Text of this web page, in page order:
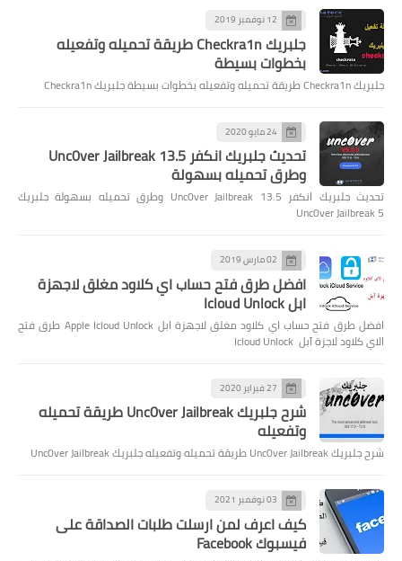
12 نوفمبر 2019
جلبريك Checkra1n طريقة تحميله وتفعيله
بخطوات بسيطة
جلبريك Checkra1n طريقة تحميله وتفعيله بخطوات بسيطة جلبريك Checkra1n
24 مايو 2020
تحديث جلبريك انكفر Unc0ver Jailbreak 13.5
وطرق تحميله بسهولة
تحديث جلبريك انكفر Unc0ver Jailbreak 13.5 وطرق تحميله بسهولة جلبريك
Unc0ver Jailbreak 5
02 مارس 2019
افضل طرق فتح حساب اي كلاود مغلق لاجهزة
ابل Icloud Unlock
افضل طرق فتح حساب اي كلاود مغلق لاجهزة ابل Apple Icloud Unlock طرق فتح
الاي كلاود لاجزة آبل Icloud Unlock
27 فبراير 2020
شرح جلبريك Unc0ver Jailbreak طريقة تحميله
وتفعيله
شرح جلبريك Unc0ver Jailbreak طريقة تحميله وتفعيله جلبريك Unc0ver Jailbreak
03 نوفمبر 2021
كيف اعرف لمن ارسلت طلبات الصداقة على
فيسبوك Facebook